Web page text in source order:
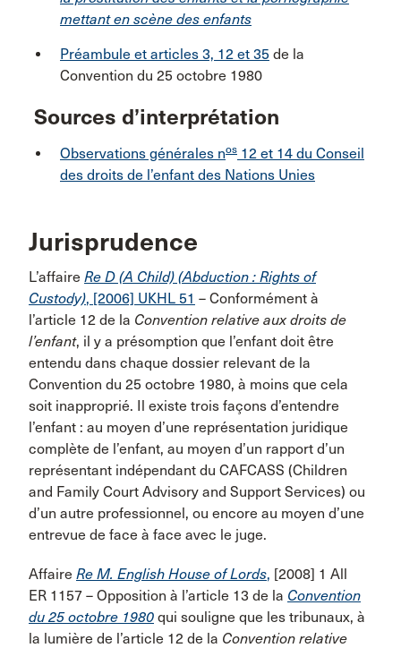
mettant en scène des enfants
Préambule et articles 3, 12 et 35 de la
Convention du 25 octobre 1980
Sources d’interprétation
Observations générales nos 12 et 14 du Conseil
des droits de l’enfant des Nations Unies
Jurisprudence
L’affaire Re D (A Child) (Abduction : Rights of
Custody), [2006] UKHL 51 – Conformément à
l’article 12 de la Convention relative aux droits de
l’enfant, il y a présomption que l’enfant doit être
entendu dans chaque dossier relevant de la
Convention du 25 octobre 1980, à moins que cela
soit inapproprié. Il existe trois façons d’entendre
l’enfant : au moyen d’une représentation juridique
complète de l’enfant, au moyen d’un rapport d’un
représentant indépendant du CAFCASS (Children
and Family Court Advisory and Support Services) ou
d’un autre professionnel, ou encore au moyen d’une
entrevue de face à face avec le juge.
Affaire Re M. English House of Lords, [2008] 1 All
ER 1157 – Opposition à l’article 13 de la Convention
du 25 octobre 1980 qui souligne que les tribunaux, à
la lumière de l’article 12 de la Convention relative